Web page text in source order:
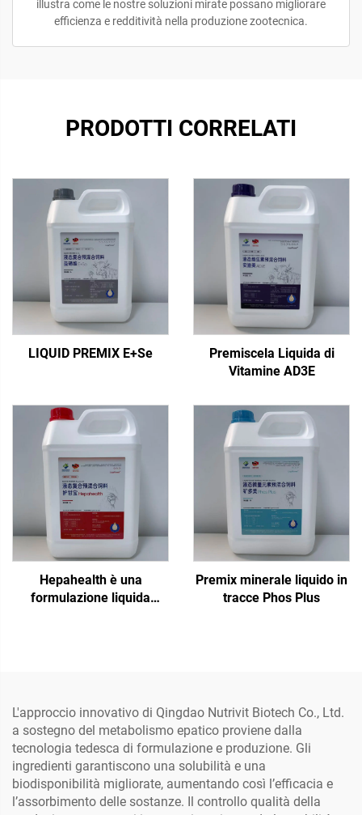
illustra come le nostre soluzioni mirate possano migliorare
efficienza e redditività nella produzione zootecnica.
PRODOTTI CORRELATI
LIQUID PREMIX E+Se
Premiscela Liquida di
Vitamine AD3E
Hepahealth è una
formulazione liquida
abbeveraggio. Il prodotto
è raccomandato in periodi
di stress, per la sindrome
dell'epatopatia grassa,
epatite, disfunzioni
epatoreneali ecc.
Premix minerale liquido in
tracce Phos Plus
L'approccio innovativo di Qingdao Nutrivit Biotech Co., Ltd.
a sostegno del metabolismo epatico proviene dalla
tecnologia tedesca di formulazione e produzione. Gli
ingredienti garantiscono una solubilità e una
biodisponibilità migliorate, aumentando così l’efficacia e
l’assorbimento delle sostanze. Il controllo qualità della